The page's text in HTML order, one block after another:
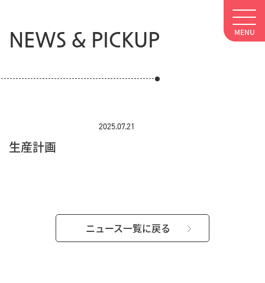
NEWS & PICKUP
2025.07.21
生産計画
ニュース一覧に戻る